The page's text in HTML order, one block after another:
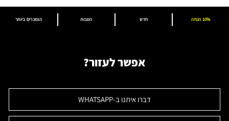
הנמכרים ביותר הטבות חדש 10% הנחה
אפשר לעזור?
דברו איתנו ב-WHATSAPP